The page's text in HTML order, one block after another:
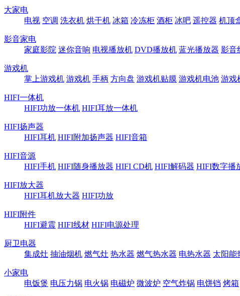
大家电
电视 空调 洗衣机 烘干机 冰箱 冷冻柜 酒柜 冰吧 遥控器 机顶
影音家电
家庭影院 迷你音响 电视播放机 DVD播放机 蓝光播放器 影音
游戏机
掌上游戏机 游戏机 手柄 方向盘 游戏机贴膜 游戏机电池 游戏
HIFI一体机
HIFI功放一体机 HIFI耳放一体机
HIFI扬声器
HIFI耳机 HIFI附加扬声器 HIFI音箱
HIFI音源
HIFI手机 HIFI随身播放器 HIFI CD机 HIFI解码器 HIFI数字播
HIFI放大器
HIFI耳机放大器 HIFI功放
HIFI附件
HIFI避震 HIFI线材 HIFI电源处理
厨卫电器
集成灶 抽油烟机 燃气灶 热水器 燃气热水器 电热水器 太阳能
小家电
电饭煲 电压力锅 电火锅 电磁炉 微波炉 空气炸锅 电饼铛 烤箱